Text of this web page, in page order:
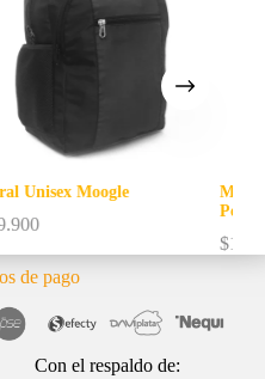
Morral para Hombre Rocket
de pago
Con el respaldo de: